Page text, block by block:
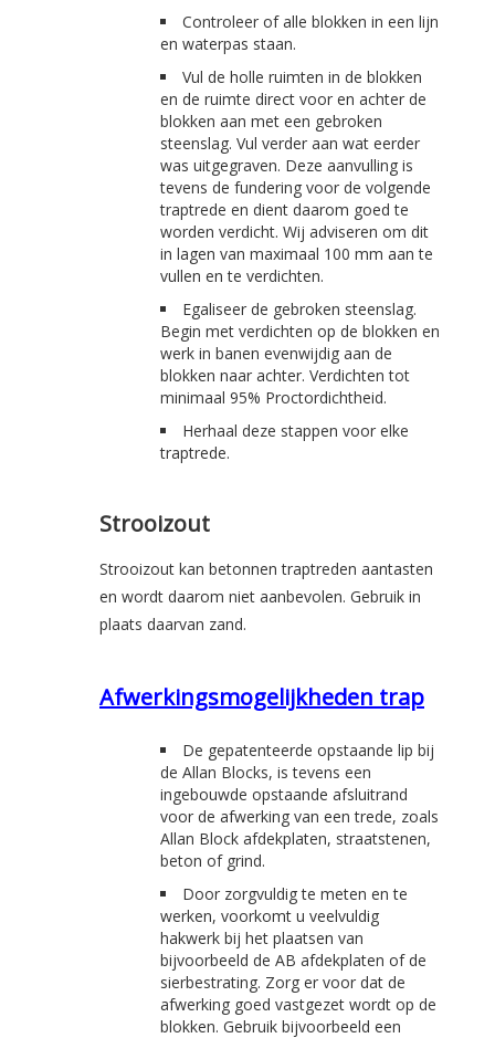
Controleer of alle blokken in een lijn
en waterpas staan.
Vul de holle ruimten in de blokken
en de ruimte direct voor en achter de
blokken aan met een gebroken
steenslag. Vul verder aan wat eerder
was uitgegraven. Deze aanvulling is
tevens de fundering voor de volgende
traptrede en dient daarom goed te
worden verdicht. Wij adviseren om dit
in lagen van maximaal 100 mm aan te
vullen en te verdichten.
Egaliseer de gebroken steenslag.
Begin met verdichten op de blokken en
werk in banen evenwijdig aan de
blokken naar achter. Verdichten tot
minimaal 95% Proctordichtheid.
Herhaal deze stappen voor elke
traptrede.
Strooizout
Strooizout kan betonnen traptreden aantasten
en wordt daarom niet aanbevolen. Gebruik in
plaats daarvan zand.
Afwerkingsmogelijkheden trap
De gepatenteerde opstaande lip bij
de Allan Blocks, is tevens een
ingebouwde opstaande afsluitrand
voor de afwerking van een trede, zoals
Allan Block afdekplaten, straatstenen,
beton of grind.
Door zorgvuldig te meten en te
werken, voorkomt u veelvuldig
hakwerk bij het plaatsen van
bijvoorbeeld de AB afdekplaten of de
sierbestrating. Zorg er voor dat de
afwerking goed vastgezet wordt op de
blokken. Gebruik bijvoorbeeld een